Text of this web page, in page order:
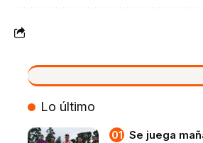
VIVO
Lo último
Se juega